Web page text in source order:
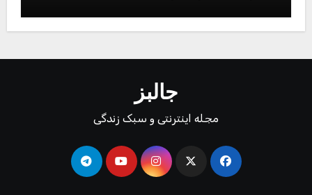
جالبز
مجله اینترنتی و سبک زندگی